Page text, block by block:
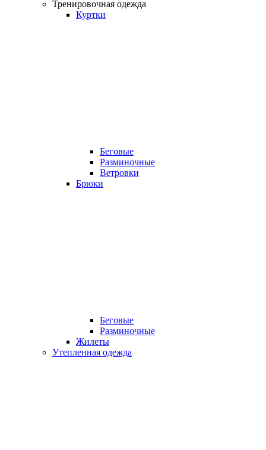
Тренировочная одежда
Куртки
Беговые
Разминочные
Ветровки
Брюки
Беговые
Разминочные
Жилеты
Утепленная одежда